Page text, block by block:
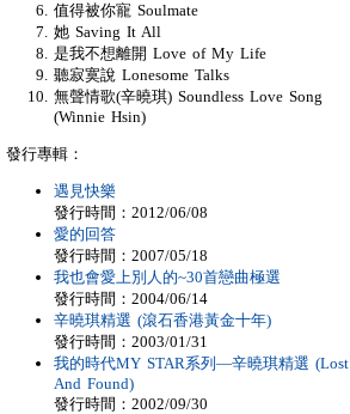
值得被你寵 Soulmate
她 Saving It All
是我不想離開 Love of My Life
聽寂寞說 Lonesome Talks
無聲情歌(辛曉琪) Soundless Love Song
(Winnie Hsin)
發行專輯：
遇見快樂
發行時間：2012/06/08
愛的回答
發行時間：2007/05/18
我也會愛上別人的~30首戀曲極選
發行時間：2004/06/14
辛曉琪精選 (滾石香港黃金十年)
發行時間：2003/01/31
我的時代MY STAR系列—辛曉琪精選 (Lost
And Found)
發行時間：2002/09/30